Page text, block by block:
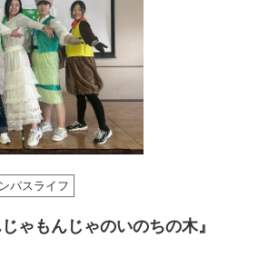
パスライフ
ゃもんじゃのいのちの木』